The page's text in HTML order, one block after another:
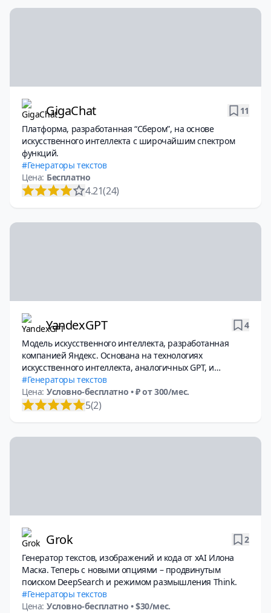
GigaChat
11
Платформа, разработанная “Сбером”, на основе
искусственного интеллекта с широчайшим спектром
функций.
Генераторы текстов
Цена: Бесплатно
4.21(24)
YandexGPT
4
Модель искусственного интеллекта, разработанная
компанией Яндекс. Основана на технологиях
искусственного интеллекта, аналогичных GPT, и
используется в сервисах Yandex, таких как Алиса, поиск
и другие. Модель способна понимать контекст,
поддерживать диалог и генерировать тексты на
Генераторы текстов
Цена: Условно-бесплатно • ₽ от 300/мес.
5(2)
Grok
2
Генератор текстов, изображений и кода от xAI Илона
Маска. Теперь с новыми опциями – продвинутым
поиском DeepSearch и режимом размышления Think.
Генераторы текстов
Цена: Условно-бесплатно • $30/мес.